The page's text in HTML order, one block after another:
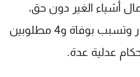
أشياء الغير دون حق،
شيك دون رصيد، إطلاق نار وتسبب بوفاة و4 مطلوبين
عدلية عدة.